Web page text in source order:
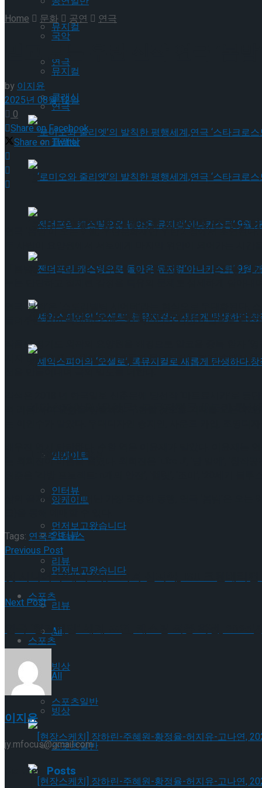
뮤지컬
연극
클래식
‘로미오와 줄리엣’의 발칙한 평행세계,연극 ‘스
젠더프리 캐스팅으로 돌아온 뮤지컬’아나키스
셰익스피어의 ‘오셀로’, 록뮤지컬로 새롭게 탄
앙케이트
인터뷰
먼저보고왔습니다
리뷰
스포츠
All
빙상
스포츠일반
[현장스케치] 장하린-주혜원-황정율-허지유-
국악
뮤지컬
연극
클래식
‘로미오와 줄리엣’의 발칙한 평행세계,연극 ‘스
젠더프리 캐스팅으로 돌아온 뮤지컬’아나키스
Trending Tags
앙케이트
인터뷰
먼저보고왔습니다
리뷰
스포츠
All
빙상
스포츠일반
Home 문화 공연 연극
믿고 보는 우란 신작 연극 ‘봄
by이지윤
2025년 08월 12일
0
Share on Facebook
Share on Twitter
연극 ‘봄밤’이 오는 9 월, 우란문화재단 우란 2 경에서 초연
「봄밤」의 원작자인 권여선은 동인문학상, 이효석문학상,
연극 ‘봄밤’은 ‘스토리텔링 시어터’라는 형식으로 무대화된
들려주는 것이 특징이다. 배우의 목소리와 감정의 밀도로 텍
작품은 경기도 외곽의 요양원을 배경으로 알코올 중독 환자 ‘
지지 않는 현재, 소원해진 가족들과 무너져가는 건강 속에서
는 최희진이 이름을 올렸다. 최희진은 ‘Like J’, ‘땅 밑에’, ‘창
삶의 끝자락에서 피어난 가장 조용한 동행, 연극 ‘봄밤’은 오
Tags: 연극주요뉴스
Previous Post
첫 시니어 무대서 3위… 피겨 신지아, ISU 크랜베리
Next Post
연극 ‘헝거게임’ 세계 초연, 캐스팅 최종 확정, 2025
이지윤
jy.mfocus@gmail.com
Related Posts